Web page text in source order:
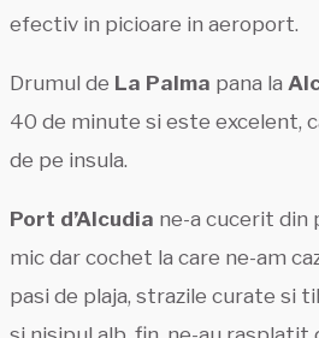
efectiv in picioare in aeroport.
Drumul de La Palma pana la
40 de minute si este excelent,
de pe insula.
Port d’Alcudia ne-a cucerit din
mic dar cochet la care ne-am
pasi de plaja, strazile curate si